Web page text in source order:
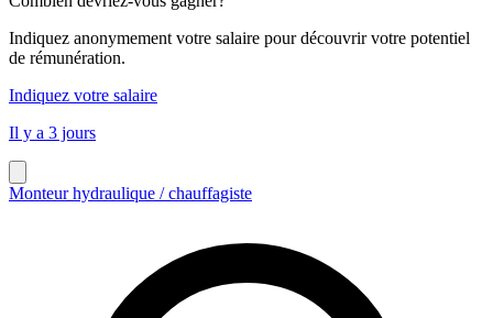
Indiquez anonymement votre salaire pour découvrir votre potentiel
de rémunération.
Indiquez votre salaire
Il y a 3 jours
Monteur hydraulique / chauffagiste